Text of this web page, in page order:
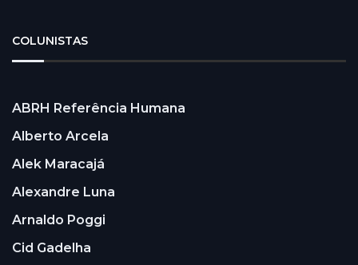
COLUNISTAS
ABRH Referência Humana
Alberto Arcela
Alek Maracajá
Alexandre Luna
Arnaldo Poggi
Cid Gadelha